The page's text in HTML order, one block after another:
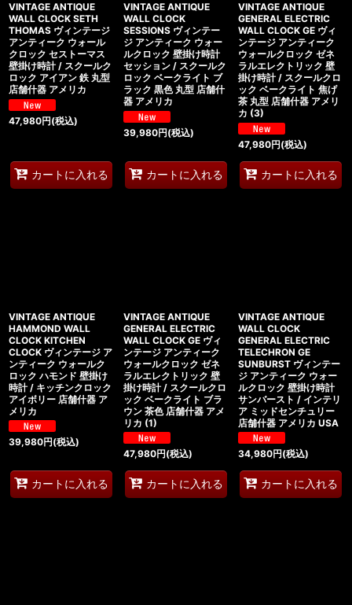
VINTAGE ANTIQUE
WALL CLOCK SETH
THOMAS ヴィンテージ
アンティーク ウォール
クロック セストーマス
壁掛け時計 / スクールク
ロック アイアン 鉄 丸型
店舗什器 アメリカ
47,980円(税込)
カートに入れる
VINTAGE ANTIQUE
WALL CLOCK
SESSIONS ヴィンテー
ジ アンティーク ウォー
ルクロック 壁掛け時計
セッション / スクールク
ロック ベークライト ブ
ラック 黒色 丸型 店舗什
器 アメリカ
39,980円(税込)
カートに入れる
VINTAGE ANTIQUE
GENERAL ELECTRIC
WALL CLOCK GE ヴィ
ンテージ アンティーク
ウォールクロック ゼネ
ラルエレクトリック 壁
掛け時計 / スクールクロ
ック ベークライト 焦げ
茶 丸型 店舗什器 アメリ
カ (3)
47,980円(税込)
カートに入れる
VINTAGE ANTIQUE
HAMMOND WALL
CLOCK KITCHEN
CLOCK ヴィンテージ ア
ンティーク ウォールク
ロック ハモンド 壁掛け
時計 / キッチンクロック
アイボリー 店舗什器 ア
メリカ
39,980円(税込)
カートに入れる
VINTAGE ANTIQUE
GENERAL ELECTRIC
WALL CLOCK GE ヴィ
ンテージ アンティーク
ウォールクロック ゼネ
ラルエレクトリック 壁
掛け時計 / スクールクロ
ック ベークライト ブラ
ウン 茶色 店舗什器 アメ
リカ (1)
47,980円(税込)
カートに入れる
VINTAGE ANTIQUE
WALL CLOCK
GENERAL ELECTRIC
TELECHRON GE
SUNBURST ヴィンテー
ジ アンティーク ウォー
ルクロック 壁掛け時計
サンバースト / インテリ
ア ミッドセンチュリー
店舗什器 アメリカ USA
34,980円(税込)
カートに入れる